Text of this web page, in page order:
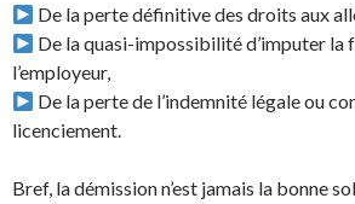
De la perte définitive des droits aux
De la quasi-impossibilité d’imputer la
l’employeur,
De la perte de l’indemnité légale ou
licenciement.
Bref, la démission n’est jamais la bonne